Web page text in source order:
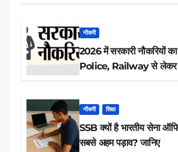
नौकरी
2026 में सरकारी नौकरियों
Police, Railway से
नौकरी शिक्षा
SSB क्यों है भारतीय सेना
सबसे अहम पड़ाव? जानिए